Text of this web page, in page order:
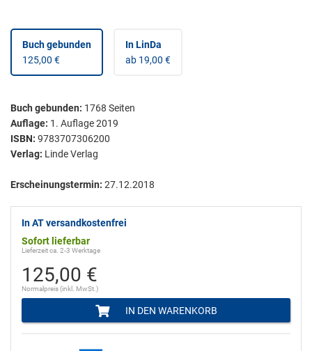
Buch gebunden
125,00 €
In LinDa
ab 19,00 €
Buch gebunden: 1768 Seiten
Auflage: 1. Auflage 2019
ISBN: 9783707306200
Verlag: Linde Verlag
Erscheinungstermin: 27.12.2018
In AT versandkostenfrei
Sofort lieferbar
Lieferzeit ca. 2-3 Werktage
125,00 €
Normalpreis (inkl. MwSt.)
IN DEN WARENKORB